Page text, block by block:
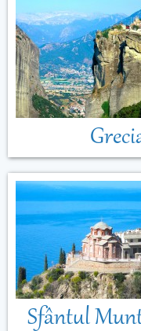
Sfântul